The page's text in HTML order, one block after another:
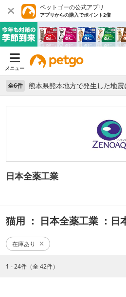
ペットゴーの公式アプリ
アプリからの購入でポイント2倍
メニュー
全6件
日本全薬工業
猫用 ： 日本全薬工業 ：日
在庫あり
1 - 24件（全 42件）